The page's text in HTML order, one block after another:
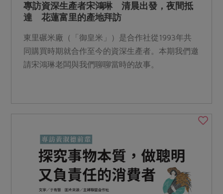
專訪資深生產者宋鴻琳 清晨出發，夜間抵
達 花蓮富里的產地拜訪
東里碾米廠（「御皇米」）是合作社從1993年共
同購買時期就合作至今的資深生產者。本期我們邀
請宋鴻琳老闆與我們聊聊當時的故事。